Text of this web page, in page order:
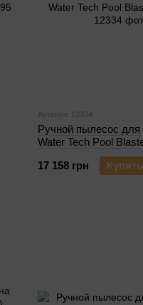
Артикул: 12334
Ручной пылесос для
Water Tech Pool
17 158 грн
Купить